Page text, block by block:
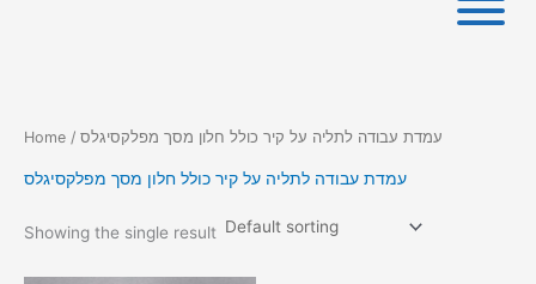
Home / עמדת עבודה לתליה על קיר כולל חלון מסך מפלקסיגלס
עמדת עבודה לתליה על קיר כולל חלון מסך מפלקסיגלס
Showing the single result